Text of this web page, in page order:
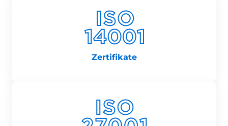
Zertifikate